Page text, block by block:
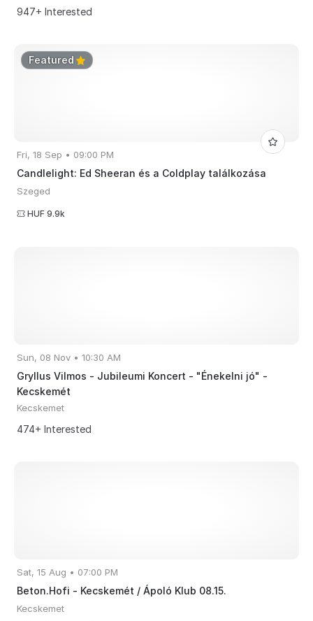
947+ Interested
Featured
Fri, 18 Sep • 09:00 PM
Candlelight: Ed Sheeran és a Coldplay találkozása
Szeged
HUF 9.9k
Sun, 08 Nov • 10:30 AM
Gryllus Vilmos - Jubileumi Koncert - "Énekelni jó" -
Kecskemét
Kecskemet
474+ Interested
Sat, 15 Aug • 07:00 PM
Beton.Hofi - Kecskemét / Ápoló Klub 08.15.
Kecskemet